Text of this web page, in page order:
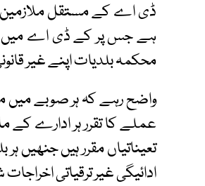
ڈی اے کے مستقل ملازمین
ہے جس پر کے ڈی اے میں ان
محکمہ بلدیات اپنے غیر
واضح رہے کہ ہر صوبے میں
عملے کا تقرر ہر ادارے کے
تعیناتیاں مقرر ہیں جنھیں ہر
ادائیگی غیر ترقیاتی